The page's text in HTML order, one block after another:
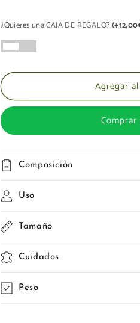
¿Quieres una CAJA DE REGALO?
Agregar
Composición
Uso
Tamaño
Cuidados
Peso